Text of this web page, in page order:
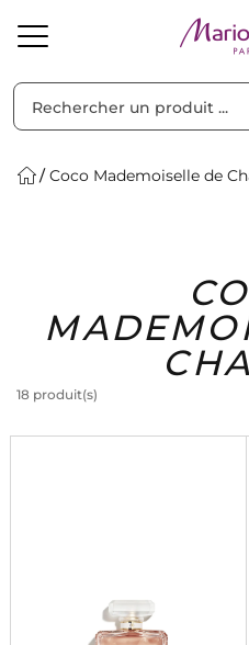
Homme
Coco Mademoiselle de
18 produit(s)